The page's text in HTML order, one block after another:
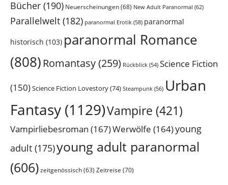
Bücher (190) Neuerscheinungen(68) New Adult Paranormal (62)
Parallelwelt (182) paranormal Erotik (58) paranormal
historisch (103) paranormal Romance
(808) Romantasy(259) Rückblick (54) Science Fiction
(150)Science Fiction Lovestory(74) Steampunk (56) Urban
Fantasy (1129)Vampire (421)
Vampirliebesroman (167)Werwölfe (164)young
adult (175)young adult paranormal
(606) zeitgenössisch (63) Zeitreise (70)